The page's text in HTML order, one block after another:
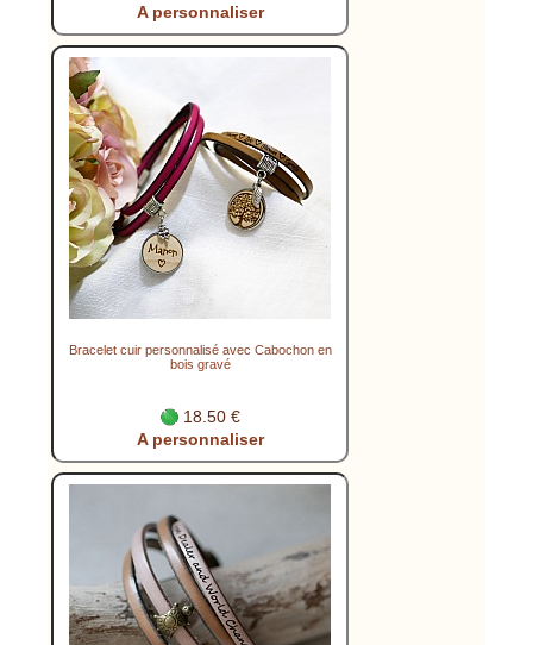
A personnaliser
Bracelet cuir personnalisé avec Cabochon en
bois gravé
18.50 €
A personnaliser